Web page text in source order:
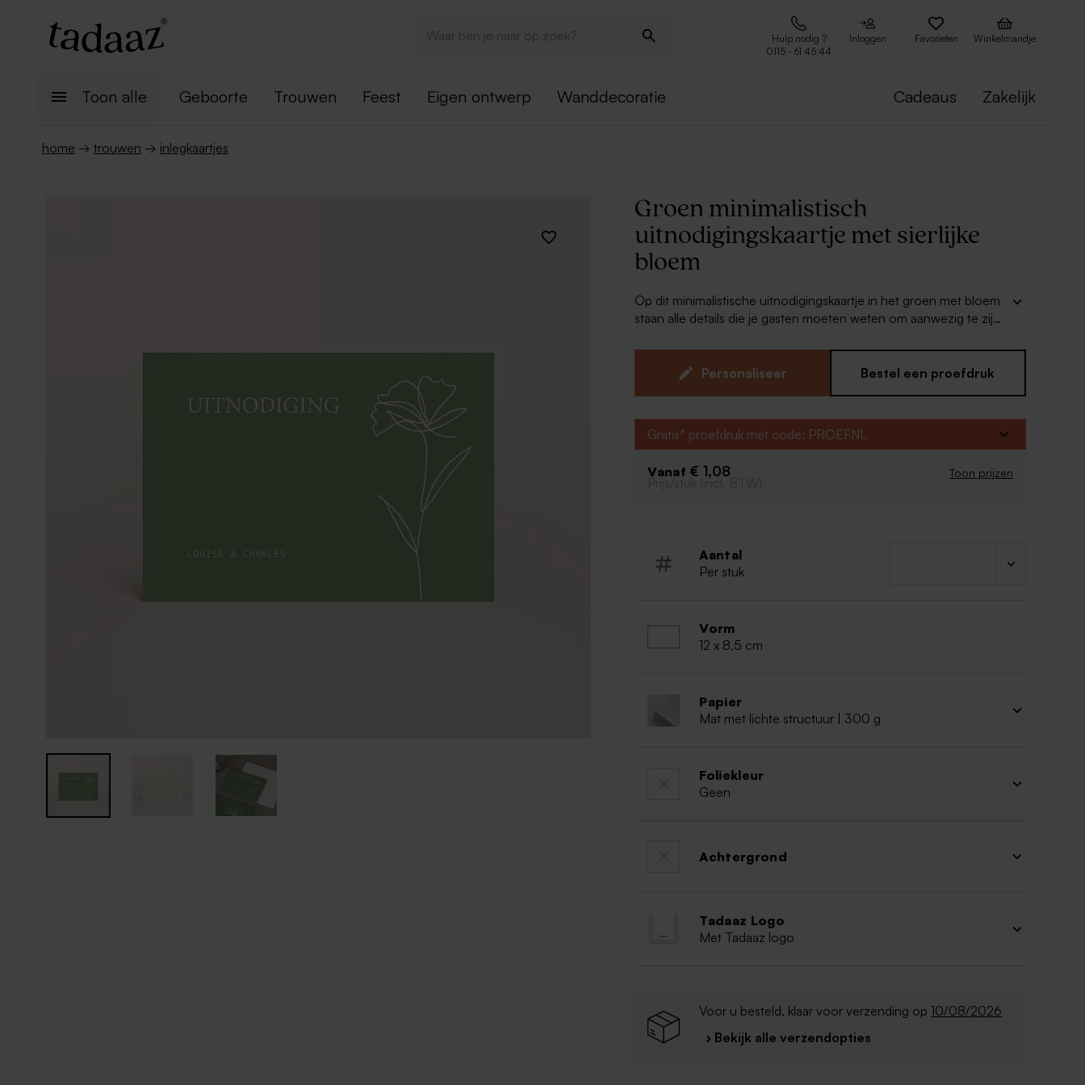
Hulp nodig ?
0115 - 61 45 44
Inloggen Favorieten Winkelmandje
Toon alle Geboorte Trouwen Feest Eigen ontwerp Wanddecoratie Cadeaus Zakelijk
home → trouwen → inlegkaartjes
Groen minimalistisch
uitnodigingskaartje met sierlijke
bloem
Op dit minimalistische uitnodigingskaartje in het groen met bloem
staan alle details die je gasten moeten weten om aanwezig te zijn
combineert perfect met de matching trouwkaart, bedankjes en
decoratie. Pas kleuren en lettertypes aan in de editor naar jullie
Personaliseer Bestel een proefdruk
Gratis* proefdruk met code: PROEFNL
Vanaf € 1,08 Toon prijzen
Prijs/stuk (incl. BTW)
Aantal
Per stuk
Vorm
12 x 8,5 cm
Papier
Mat met lichte structuur | 300 g
Foliekleur
Geen
Achtergrond
Tadaaz Logo
Met Tadaaz logo
Voor u besteld, klaar voor verzending op10/08/2026
› Bekijk alle verzendopties